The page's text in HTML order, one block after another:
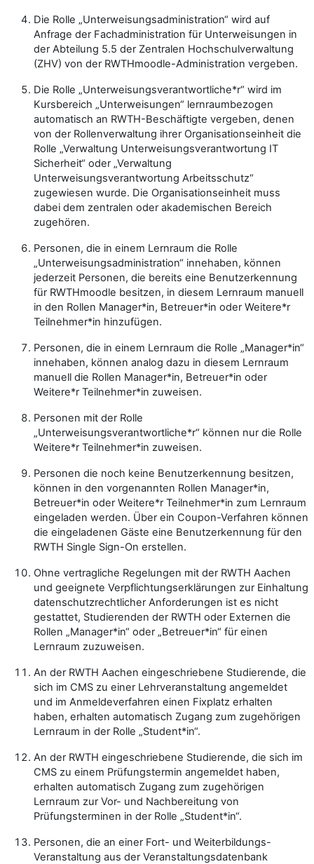
Die Rolle „Unterweisungsadministration“ wird auf
Anfrage der Fachadministration für Unterweisungen in
der Abteilung 5.5 der Zentralen Hochschulverwaltung
(ZHV) von der RWTHmoodle-Administration vergeben.
Die Rolle „Unterweisungsverantwortliche*r“ wird im
Kursbereich „Unterweisungen“ lernraumbezogen
automatisch an RWTH-Beschäftigte vergeben, denen
von der Rollenverwaltung ihrer Organisationseinheit die
Rolle „Verwaltung Unterweisungsverantwortung IT
Sicherheit“ oder „Verwaltung
Unterweisungsverantwortung Arbeitsschutz“
zugewiesen wurde. Die Organisationseinheit muss
dabei dem zentralen oder akademischen Bereich
zugehören.
Personen, die in einem Lernraum die Rolle
„Unterweisungsadministration“ innehaben, können
jederzeit Personen, die bereits eine Benutzerkennung
für RWTHmoodle besitzen, in diesem Lernraum manuell
in den Rollen Manager*in, Betreuer*in oder Weitere*r
Teilnehmer*in hinzufügen.
Personen, die in einem Lernraum die Rolle „Manager*in“
innehaben, können analog dazu in diesem Lernraum
manuell die Rollen Manager*in, Betreuer*in oder
Weitere*r Teilnehmer*in zuweisen.
Personen mit der Rolle
„Unterweisungsverantwortliche*r“ können nur die Rolle
Weitere*r Teilnehmer*in zuweisen.
Personen die noch keine Benutzerkennung besitzen,
können in den vorgenannten Rollen Manager*in,
Betreuer*in oder Weitere*r Teilnehmer*in zum Lernraum
eingeladen werden. Über ein Coupon-Verfahren können
die eingeladenen Gäste eine Benutzerkennung für den
RWTH Single Sign-On erstellen.
Ohne vertragliche Regelungen mit der RWTH Aachen
und geeignete Verpflichtungserklärungen zur Einhaltung
datenschutzrechtlicher Anforderungen ist es nicht
gestattet, Studierenden der RWTH oder Externen die
Rollen „Manager*in“ oder „Betreuer*in“ für einen
Lernraum zuzuweisen.
An der RWTH Aachen eingeschriebene Studierende, die
sich im CMS zu einer Lehrveranstaltung angemeldet
und im Anmeldeverfahren einen Fixplatz erhalten
haben, erhalten automatisch Zugang zum zugehörigen
Lernraum in der Rolle „Student*in“.
An der RWTH eingeschriebene Studierende, die sich im
CMS zu einem Prüfungstermin angemeldet haben,
erhalten automatisch Zugang zum zugehörigen
Lernraum zur Vor- und Nachbereitung von
Prüfungsterminen in der Rolle „Student*in“.
Personen, die an einer Fort- und Weiterbildungs-
Veranstaltung aus der Veranstaltungsdatenbank